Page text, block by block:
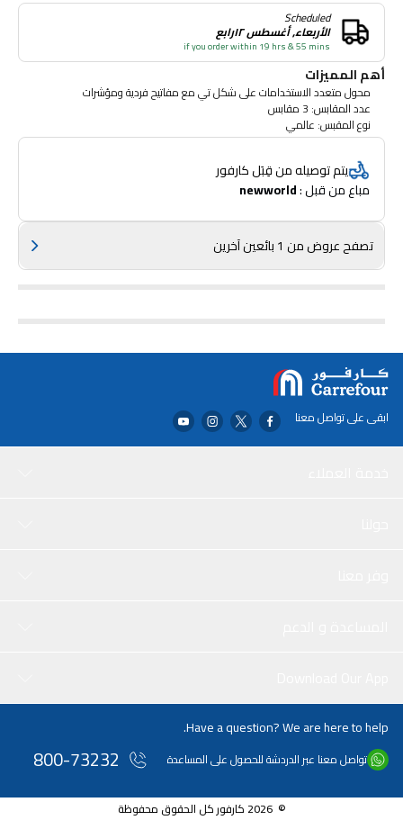
Scheduled
الأربعاء, أغسطس ١٢رابع
if you order within 19 hrs & 55 mins
أهم المميزات
محول متعدد الاستخدامات على شكل تي مع مفاتيح فردية ومؤشرات
عدد المقابس: 3 مقابس
نوع المقبس: عالمي
نوع القابس: 13 أمبير
تصنيف الجهد: 250 فولت
الطاقة القصوى: تحميل 3250 واط
نوع المؤشر: فردي
نوع المصهر: نعم
نوع التعبئة: بلاستيك
معتمد من إيزما: نعم
ضوء ليلي: لا
يتم توصيله من قِبَل كارفور
مباع من قبل : newworld
تصفح عروض من 1 بائعين آخرين
ابقى على تواصل معنا
Have a question? We are here to help.
تواصل معنا عبر الدردشة للحصول على المساعدة 800-73232
© 2026 كارفور كل الحقوق محفوظة